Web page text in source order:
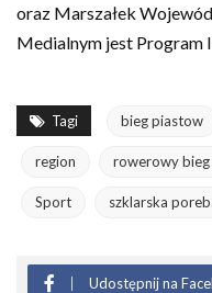
oraz Marszałek
Medialnym jest Program
Tagi bieg piastow
region rowerowy
Sport szklarska
Udostępnij na